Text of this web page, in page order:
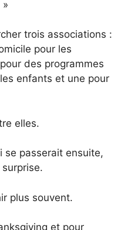
trois associations :
pour les
des programmes
enfants et une pour
elles.
se passerait ensuite,
surprise.
plus souvent.
et pour